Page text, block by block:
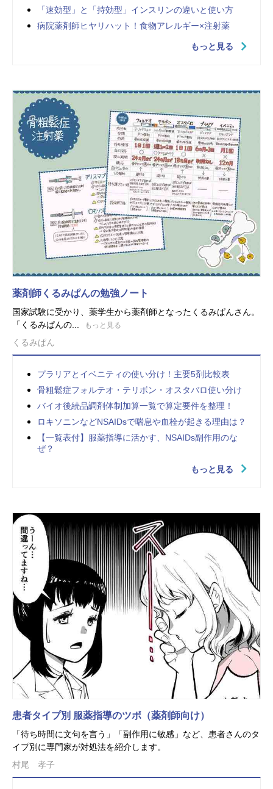
「速効型」と「持効型」インスリンの違いと使い方
病院薬剤師ヒヤリハット！食物アレルギー×注射薬
もっと見る
薬剤師くるみぱんの勉強ノート
国家試験に受かり、薬学生から薬剤師となったくるみぱんさん。
「くるみぱんの...
もっと見る
くるみぱん
プラリアとイベニティの使い分け！主要5剤比較表
骨粗鬆症フォルテオ・テリボン・オスタバロ使い分け
バイオ後続品調剤体制加算一覧で算定要件を整理！
ロキソニンなどNSAIDsで喘息や血栓が起きる理由は？
【一覧表付】服薬指導に活かす、NSAIDs副作用のな
ぜ？
もっと見る
患者タイプ別 服薬指導のツボ（薬剤師向け）
「待ち時間に文句を言う」「副作用に敏感」など、患者さんのタ
イプ別に専門家が対処法を紹介します。
村尾 孝子